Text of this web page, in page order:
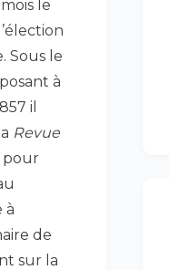
le
Sous le
à
il
Revue
pour
à
de
sur la